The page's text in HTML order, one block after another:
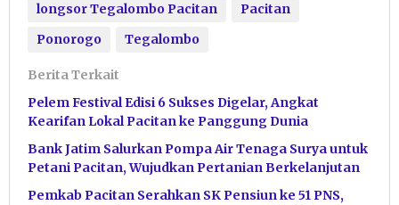
longsor Tegalombo Pacitan
Pacitan
Ponorogo
Tegalombo
Berita Terkait
Pelem Festival Edisi 6 Sukses Digelar, Angkat
Kearifan Lokal Pacitan ke Panggung Dunia
Bank Jatim Salurkan Pompa Air Tenaga Surya untuk
Petani Pacitan, Wujudkan Pertanian Berkelanjutan
Pemkab Pacitan Serahkan SK Pensiun ke 51 PNS,